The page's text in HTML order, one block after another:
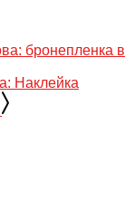
бронепленка в
Наклейка